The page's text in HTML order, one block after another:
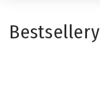
Bestsellery